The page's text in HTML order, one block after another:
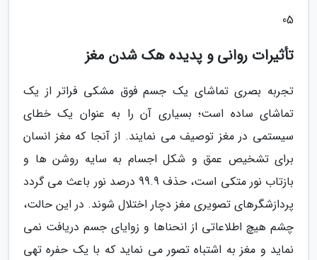
05
تأثیرات روانی و پدیده هک شدن مغز
تجربه بصری تماشای یک جسم فوق مشکی فراتر از یک
تماشای ساده است؛ بسیاری آن را به عنوان یک خطای
سیستمی در مغز توصیف می نمایند. از آنجا که مغز انسان
برای تشخیص عمق و شکل اجسام به سایه روشن ها و
بازتاب نور متکی است، حذف 99.9 درصد نور باعث می گردد
پردازشگرهای تصویری مغز دچار اختلال شوند. در این حالت،
چشم هیچ اطلاعاتی از انحناها و زوایای جسم دریافت نمی
نماید و مغز به اشتباه تصور می نماید که با یک حفره تهی